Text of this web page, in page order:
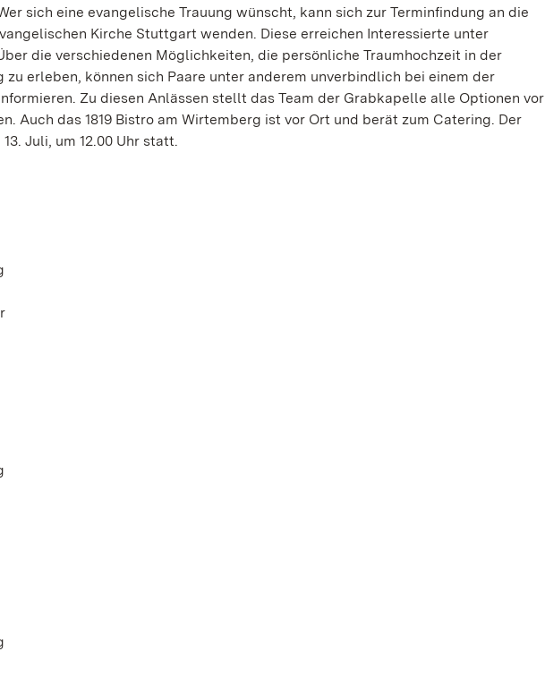
sich eine evangelische Trauung wünscht, kann sich zur Terminfindung an die
Kirche Stuttgart wenden. Diese erreichen Interessierte unter
die verschiedenen Möglichkeiten, die persönliche Traumhochzeit in der
erleben, können sich Paare unter anderem unverbindlich bei einem der
Zu diesen Anlässen stellt das Team der Grabkapelle alle Optionen vor
Auch das 1819 Bistro am Wirtemberg ist vor Ort und berät zum Catering. Der
Juli, um 12.00 Uhr statt.